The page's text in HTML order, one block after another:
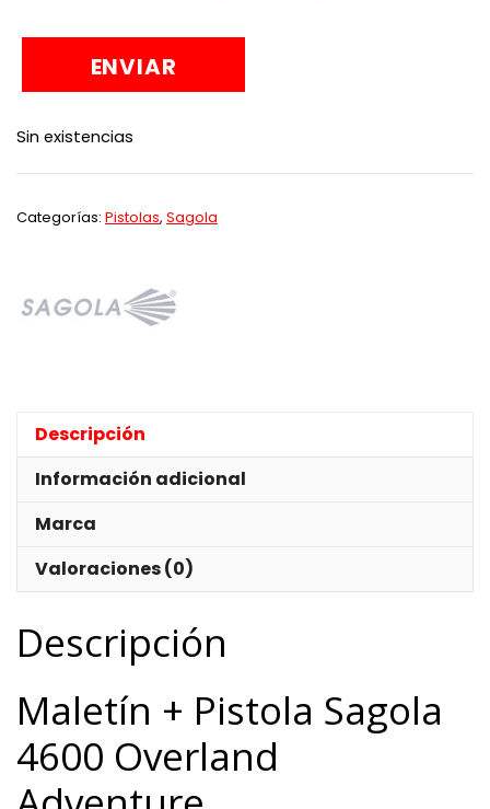
Sin existencias
Categorías: Pistolas, Sagola
Descripción
Información adicional
Marca
Valoraciones (0)
Descripción
Maletín + Pistola Sagola
4600 Overland